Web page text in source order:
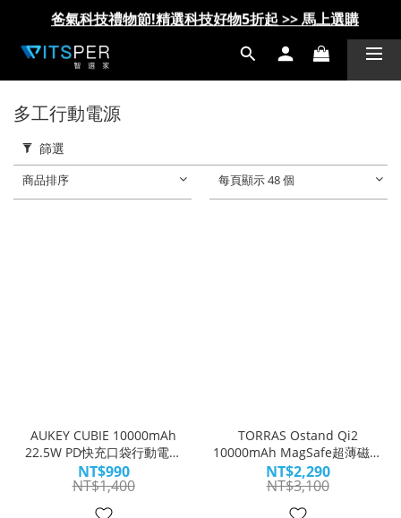
爸氣科技禮物節!精選科技好物5折起 >> 馬上選購
爸氣科技禮物節!精選科技好物5折起 >> 馬上選購
多工行動電源
篩選
商品排序 每頁顯示 48 個
AUKEY CUBIE 10000mAh
22.5W PD快充口袋行動電源
(PB-Y55)｜掌心時尚 隨充隨走
NT$990
NT$1,400
TORRAS Ostand Qi2
10000mAh MagSafe超薄磁吸
旋轉支架行動電源｜能架能充
誰與爭鋒
NT$2,290
NT$3,100